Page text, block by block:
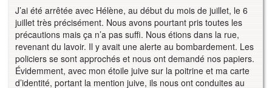
J’ai été arrêtée avec Hélène, au début du mois de juillet, le 6
juillet très précisément. Nous avons pourtant pris toutes les
précautions mais ça n’a pas suffi. Nous étions dans la rue,
revenant du lavoir. Il y avait une alerte au bombardement. Les
policiers se sont approchés et nous ont demandé nos papiers.
Évidemment, avec mon étoile juive sur la poitrine et ma carte
d’identité, portant la mention juive, ils nous ont conduites au